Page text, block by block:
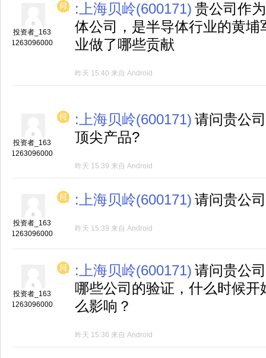
投资者_163
1263096000
:上海贝岭(600171) 贵公司作
体公司，是半导体行业的黄
业做了哪些贡献
昨天 15:40 来自 Android
投资者_163
1263096000
:上海贝岭(600171) 请问贵公
顶尖产品?
昨天 15:39 来自 Android
投资者_163
1263096000
:上海贝岭(600171) 请问贵公
昨天 15:39 来自 Android
投资者_163
1263096000
:上海贝岭(600171) 请问贵公
哪些公司的验证，什么时候
么影响？
昨天 15:36 来自 Android